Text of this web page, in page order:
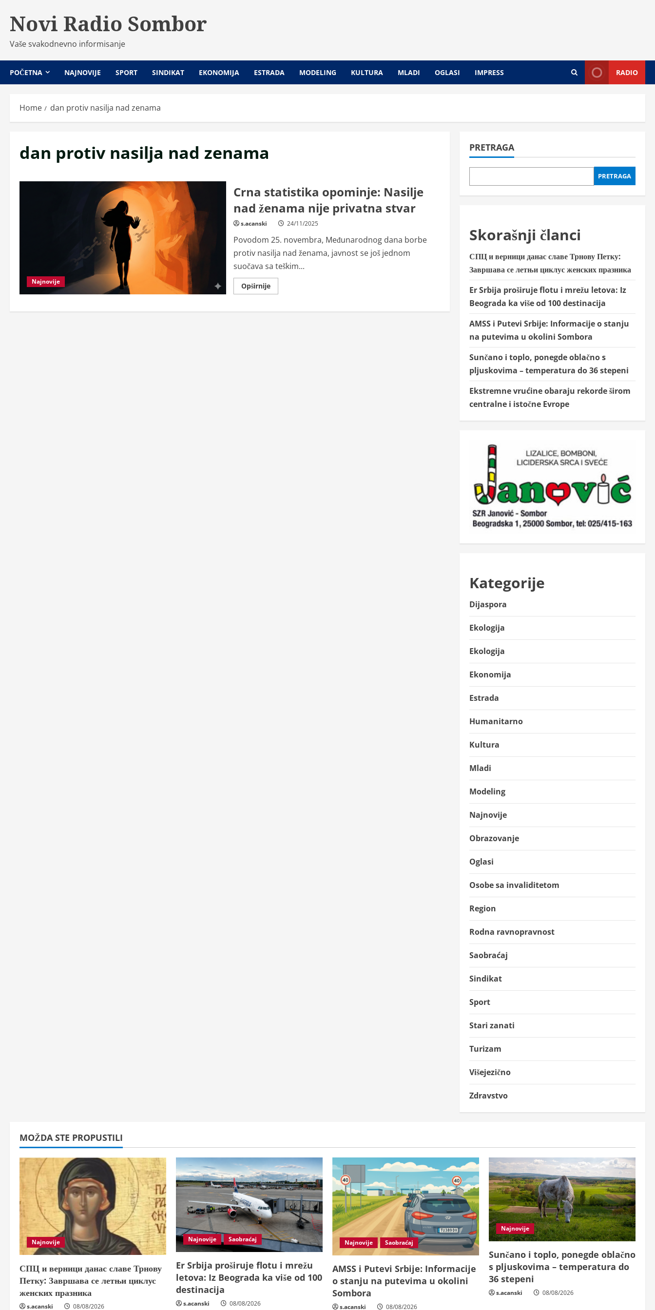
content
Novi Radio Sombor
Vaše svakodnevno informisanje
POČETNA NAJNOVIJE SPORT SINDIKAT EKONOMIJA ESTRADA MODELING KULTURA MLADI OGLASI IMPRESS RADIO
Home dan protiv nasilja nad zenama
dan protiv nasilja nad zenama
Najnovije
Crna statistika opominje: Nasilje
nad ženama nije privatna stvar
s.acanski 24/11/2025
Povodom 25. novembra, Međunarodnog dana borbe
protiv nasilja nad ženama, javnost se još jednom
suočava sa teškim...
OpširnijeRead
more
statistika
PRETRAGA
PRETRAGA
Skorašnji članci
СПЦ и верници данас славе Трнову Петку:
Завршава се летњи циклус женских празника
Er Srbija proširuje flotu i mrežu letova: Iz
Beograda ka više od 100 destinacija
AMSS i Putevi Srbije: Informacije o stanju
na putevima u okolini Sombora
Sunčano i toplo, ponegde oblačno s
pljuskovima – temperatura do 36 stepeni
Ekstremne vrućine obaraju rekorde širom
centralne i istočne Evrope
Kategorije
Dijaspora
Ekologija
Ekologija
Ekonomija
Estrada
Humanitarno
Kultura
Mladi
Modeling
Najnovije
Obrazovanje
Oglasi
Osobe sa invaliditetom
Region
Rodna ravnopravnost
Saobraćaj
Sindikat
Sport
Stari zanati
Turizam
Višejezično
Zdravstvo
MOŽDA STE PROPUSTILI
Najnovije
СПЦ и верници данас славе Трнову
Петку: Завршава се летњи циклус
женских празника
s.acanski 08/08/2026
Najnovije Saobraćaj
Er Srbija proširuje flotu i mrežu
letova: Iz Beograda ka više od 100
destinacija
s.acanski 08/08/2026
Najnovije Saobraćaj
AMSS i Putevi Srbije: Informacije
o stanju na putevima u okolini
Sombora
s.acanski 08/08/2026
Najnovije
Sunčano i toplo, ponegde oblačno
s pljuskovima – temperatura do
36 stepeni
s.acanski 08/08/2026